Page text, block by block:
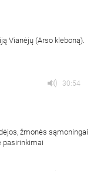
Vianėjų (Arso kleboną).
30:54
žmonės sąmoningai
pasirinkimai